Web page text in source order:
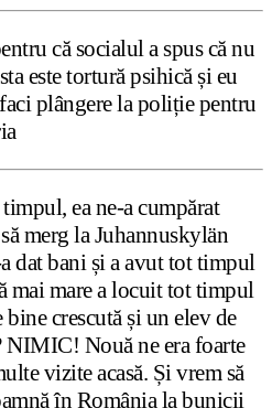
că socialul a spus că nu
este tortură psihică și eu
plângere la poliție pentru
ea ne-a cumpărat
merg la Juhannuskylän
dat bani și a avut tot timpul
mai mare a locuit tot timpul
bine crescută și un elev de
NIMIC! Nouă ne era foarte
vizite acasă. Și vrem să
în România la bunicii